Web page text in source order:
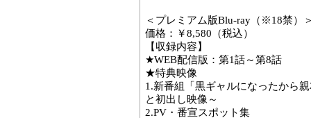
＜プレミアム版Blu-ray（※18禁）
価格：￥8,580（税込）
【収録内容】
★WEB配信版：第1話～第8話
★特典映像
1.新番組「黒ギャルになったから
と初出し映像～
2.PV・番宣スポット集